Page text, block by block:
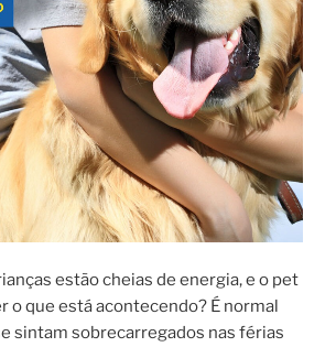
estão cheias de energia, e o pet
o que está acontecendo? É normal
sintam sobrecarregados nas férias